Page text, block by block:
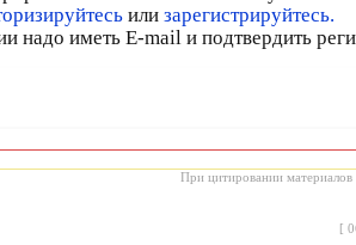
или зарегистрируйтесь.
надо иметь E-mail и подтвердить
При цитировании материалов
[